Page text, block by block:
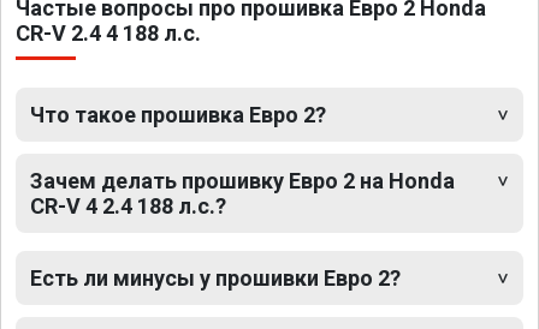
Частые вопросы про прошивка Евро 2 Honda
CR-V 2.4 4 188 л.с.
Что такое прошивка Евро 2?
Зачем делать прошивку Евро 2 на Honda
CR-V 4 2.4 188 л.с.?
Есть ли минусы у прошивки Евро 2?